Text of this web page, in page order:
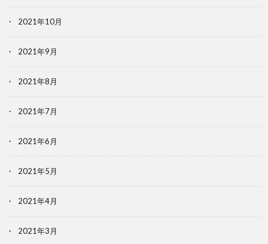
2021年10月
2021年9月
2021年8月
2021年7月
2021年6月
2021年5月
2021年4月
2021年3月